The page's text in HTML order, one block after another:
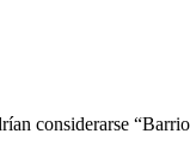
considerarse